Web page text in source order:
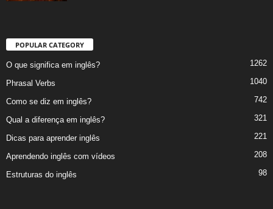
POPULAR CATEGORY
O que significa em inglês? 1262
Phrasal Verbs 1040
Como se diz em inglês? 742
Qual a diferença em inglês? 321
Dicas para aprender inglês 221
Aprendendo inglês com vídeos 208
Estruturas do inglês 98